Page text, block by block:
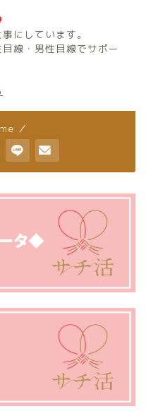
にしています。
線・男性目線でサポー
／